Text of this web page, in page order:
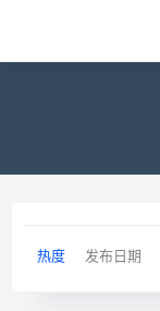
热度 发布日期